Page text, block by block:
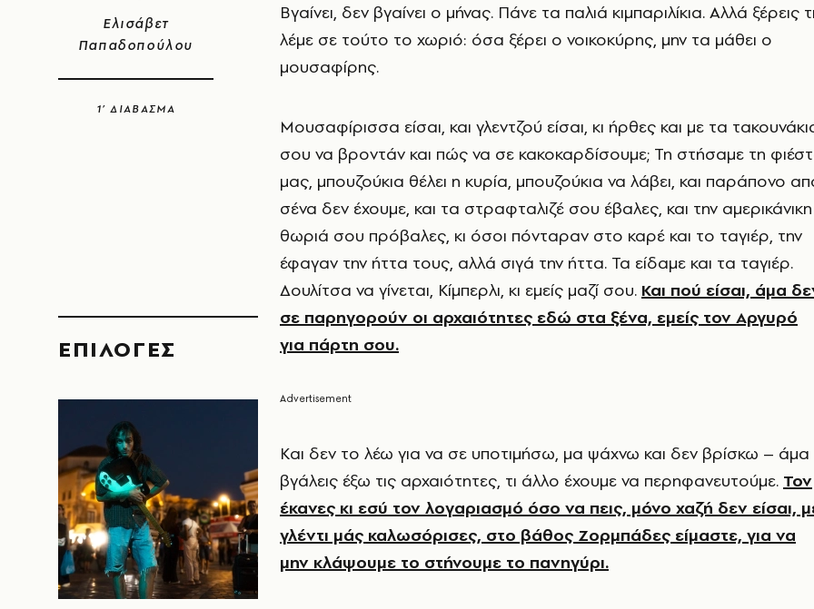
Ελισάβετ
Παπαδοπούλου
1’ ΔΙΑΒΑΣΜΑ
EΠΙΛΟΓΈΣ
Βγαίνει, δεν βγαίνει ο μήνας. Πάνε τα παλιά κιμπαριλίκια. Αλλά ξέρεις τι
λέμε σε τούτο το χωριό: όσα ξέρει ο νοικοκύρης, μην τα μάθει ο
μουσαφίρης.
Μουσαφίρισσα είσαι, και γλεντζού είσαι, κι ήρθες και με τα
σου να βροντάν και πώς να σε κακοκαρδίσουμε; Τη στήσαμε τη
μας, μπουζούκια θέλει η κυρία, μπουζούκια να λάβει, και παράπονο
σένα δεν έχουμε, και τα στραφταλιζέ σου έβαλες, και την αμερικάνικη
θωριά σου πρόβαλες, κι όσοι πόνταραν στο καρέ και το ταγιέρ, την
έφαγαν την ήττα τους, αλλά σιγά την ήττα. Τα είδαμε και τα ταγιέρ.
Δουλίτσα να γίνεται, Κίμπερλι, κι εμείς μαζί σου. Και πού είσαι, άμα
σε παρηγορούν οι αρχαιότητες εδώ στα ξένα, εμείς τον Αργυρό
για πάρτη σου.
Και δεν το λέω για να σε υποτιμήσω, μα ψάχνω και δεν βρίσκω – άμα
βγάλεις έξω τις αρχαιότητες, τι άλλο έχουμε να περηφανευτούμε. Τον
έκανες κι εσύ τον λογαριασμό όσο να πεις, μόνο χαζή δεν είσαι,
γλέντι μάς καλωσόρισες, στο βάθος Ζορμπάδες είμαστε, για να
μην κλάψουμε το στήνουμε το πανηγύρι.